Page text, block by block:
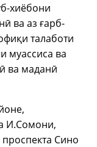
хиёбони
ва аз ғарб-
талаботи
муассиса ва
ва маданӣ
И.Сомони,
Сино